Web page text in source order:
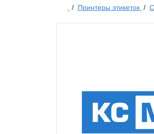
/ Принтеры этикеток /